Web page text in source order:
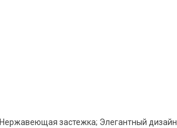
застежка; Элегантный дизайн